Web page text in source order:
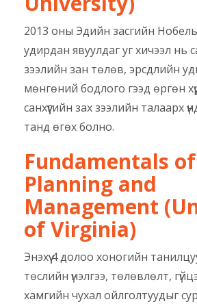
2013 оны Эдийн засгийн
удирдан явуулдаг уг хичээл нь
зээлийн зан төлөв, эрсдлийн
мөнгөний бодлого гээд өргөн
санхүүгийн зах зээлийн талаарх
танд өгөх болно.
Fundamentals
Planning and
Management
of Virginia)
Энэхүү 4 долоо хоногийн
төслийн үнэлгээ, төлөвлөлт,
хамгийн чухал ойлголтуудыг